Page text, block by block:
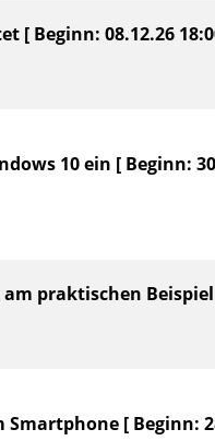
[ Beginn: 08.12.26
10 ein [ Beginn:
praktischen Beispiel
[ Beginn: